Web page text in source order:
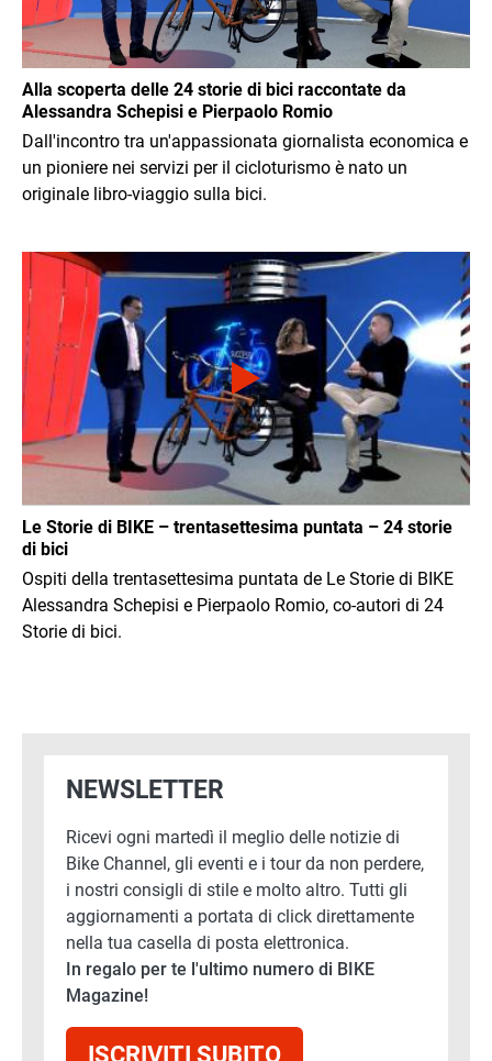
Alla scoperta delle 24 storie di bici raccontate da
Alessandra Schepisi e Pierpaolo Romio
Dall'incontro tra un'appassionata giornalista economica e
un pioniere nei servizi per il cicloturismo è nato un
originale libro-viaggio sulla bici.
Immagine
Le Storie di BIKE – trentasettesima puntata – 24 storie
di bici
Ospiti della trentasettesima puntata de Le Storie di BIKE
Alessandra Schepisi e Pierpaolo Romio, co-autori di 24
Storie di bici.
NEWSLETTER
Ricevi ogni martedì il meglio delle notizie di
Bike Channel, gli eventi e i tour da non perdere,
i nostri consigli di stile e molto altro. Tutti gli
aggiornamenti a portata di click direttamente
nella tua casella di posta elettronica.
In regalo per te l'ultimo numero di BIKE
Magazine!
ISCRIVITI SUBITO